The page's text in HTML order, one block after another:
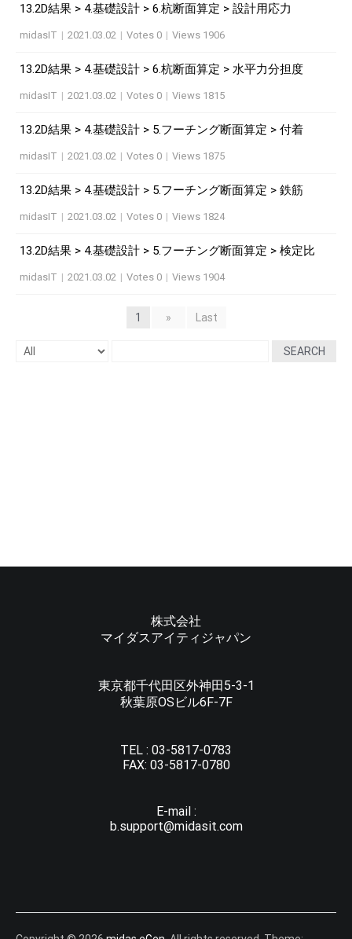
13.2D結果 > 4.基礎設計 > 6.杭断面算定 > 設計用応力
midasIT | 2021.03.02 | Votes 0 | Views 1906
13.2D結果 > 4.基礎設計 > 6.杭断面算定 > 水平力分担度
midasIT | 2021.03.02 | Votes 0 | Views 1815
13.2D結果 > 4.基礎設計 > 5.フーチング断面算定 > 付着
midasIT | 2021.03.02 | Votes 0 | Views 1875
13.2D結果 > 4.基礎設計 > 5.フーチング断面算定 > 鉄筋
midasIT | 2021.03.02 | Votes 0 | Views 1824
13.2D結果 > 4.基礎設計 > 5.フーチング断面算定 > 検定比
midasIT | 2021.03.02 | Votes 0 | Views 1904
1 » Last
SEARCH
株式会社
マイダスアイティジャパン
東京都千代田区外神田5-3-1
秋葉原OSビル6F-7F
TEL : 03-5817-0783
FAX: 03-5817-0780
E-mail :
b.support@midasit.com